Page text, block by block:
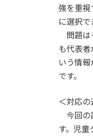
強を重視
に選択で
問題は
も代表
いう情
です。
＜対応の
今回の
す。児童